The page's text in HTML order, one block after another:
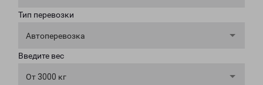
Тип перевозки
Автоперевозка
Введите вес
От 3000 кг